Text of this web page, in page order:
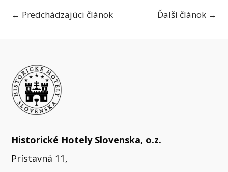
← Predchádzajúci článok Ďalší článok→
Historické Hotely Slovenska, o.z.
Prístavná 11,